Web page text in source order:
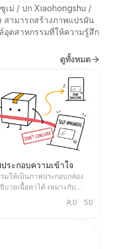
ม่ / ปก Xiaohongshu /
สามารถสร้างภาพแปรผัน
อุตสาหกรรมที่ให้ความรู้สึก
ดูทั้งหมด
ระกอบความเข้าใจ
มให้เป็นภาพประกอบกล่อง
ายเนื้อหาได้ เหมาะกับ
คิดเชิงผลิตภัณฑ์ เวิร์กโฟลว์
นทึกความรู้ กล่องน้อยปิดฝา
0 50